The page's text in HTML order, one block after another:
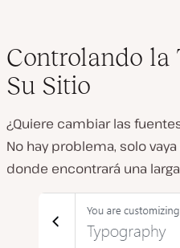
Controlando
Su Sitio
¿Quiere cambiar las
No hay problema, solo
donde encontrará una